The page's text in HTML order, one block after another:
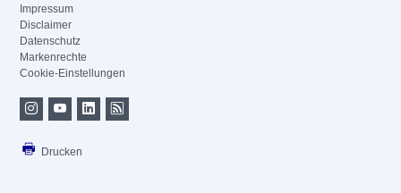
Impressum
Disclaimer
Datenschutz
Markenrechte
Cookie-Einstellungen
Drucken